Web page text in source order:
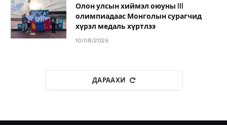
Олон улсын хиймэл оюуны III
олимпиадаас Монголын сурагчид
хүрэл медаль хүртлээ
10/08/2026
ДАРААХИ